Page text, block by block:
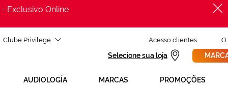
Exclusivo Online
Clube Privilege Acesso clientes O
Selecione sua loja
AUDIOLOGÍA MARCAS PROMOÇÕES